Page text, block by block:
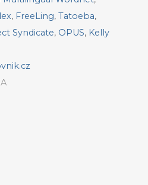
, FreeLing, Tatoeba,
Syndicate, OPUS, Kelly